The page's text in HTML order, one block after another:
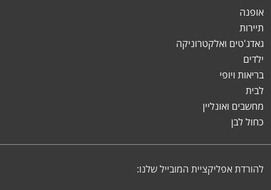
אופנה
תיירות
גאדג'טים ואלקטרוניקה
ילדים
בריאות ויופי
לבית
מחשבים ואונליין
כחול לבן
להורדת אפליקציית המובייל שלנו: